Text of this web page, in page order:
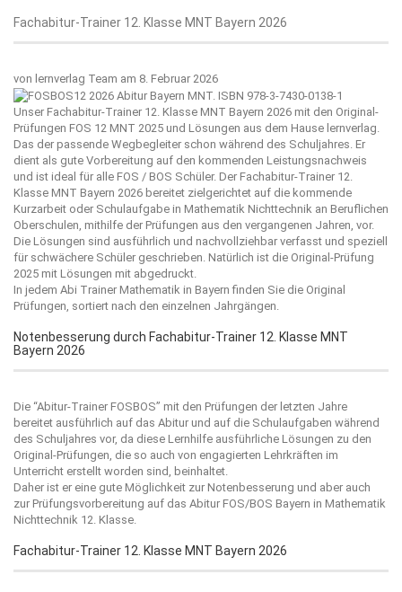
Fachabitur-Trainer 12. Klasse MNT Bayern 2026
von lernverlag Team am 8. Februar 2026
Unser Fachabitur-Trainer 12. Klasse MNT Bayern 2026 mit den Original-
Prüfungen FOS 12 MNT 2025 und Lösungen aus dem Hause lernverlag
Das der passende Wegbegleiter schon während des Schuljahres. Er
dient als gute Vorbereitung auf den kommenden Leistungsnachweis
und ist ideal für alle FOS / BOS Schüler. Der Fachabitur-Trainer 12.
Klasse MNT Bayern 2026 bereitet zielgerichtet auf die kommende
Kurzarbeit oder Schulaufgabe in Mathematik Nichttechnik an Beruflichen
Oberschulen, mithilfe der Prüfungen aus den vergangenen Jahren, vor.
Die Lösungen sind ausführlich und nachvollziehbar verfasst und speziell
für schwächere Schüler geschrieben. Natürlich ist die Original-Prüfung
2025 mit Lösungen mit abgedruckt.
In jedem Abi Trainer Mathematik in Bayern finden Sie die Original
Prüfungen, sortiert nach den einzelnen Jahrgängen.
Notenbesserung durch Fachabitur-Trainer 12. Klasse MNT
Bayern 2026
Die “Abitur-Trainer FOSBOS” mit den Prüfungen der letzten Jahre
bereitet ausführlich auf das Abitur und auf die Schulaufgaben während
des Schuljahres vor, da diese Lernhilfe ausführliche Lösungen zu den
Original-Prüfungen, die so auch von engagierten Lehrkräften im
Unterricht erstellt worden sind, beinhaltet.
Daher ist er eine gute Möglichkeit zur Notenbesserung und aber auch
zur Prüfungsvorbereitung auf das Abitur FOS/BOS Bayern in Mathematik
Nichttechnik 12. Klasse.
Fachabitur-Trainer 12. Klasse MNT Bayern 2026